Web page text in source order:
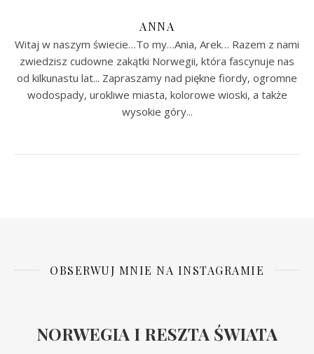
ANNA
Witaj w naszym świecie…To my…Ania, Arek… Razem z nami
zwiedzisz cudowne zakątki Norwegii, która fascynuje nas
od kilkunastu lat... Zapraszamy nad piękne fiordy, ogromne
wodospady, urokliwe miasta, kolorowe wioski, a także
wysokie góry...
OBSERWUJ MNIE NA INSTAGRAMIE
NORWEGIA I RESZTA ŚWIATA